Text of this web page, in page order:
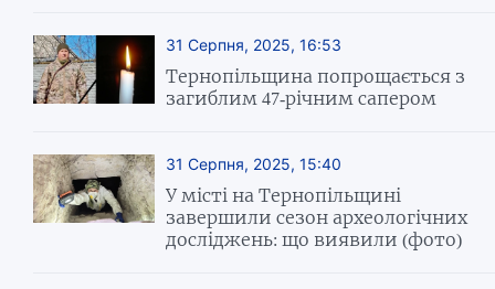
31 Серпня, 2025, 16:53
Тернопільщина попрощається з
загиблим 47-річним сапером
31 Серпня, 2025, 15:40
У місті на Тернопільщині
завершили сезон археологічних
досліджень: що виявили (фото)